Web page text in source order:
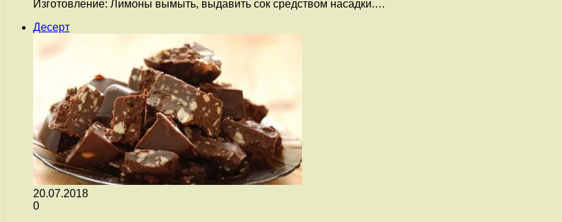
Изготовление: Лимоны вымыть, выдавить сок средством насадки.…
Десерт
20.07.2018
0